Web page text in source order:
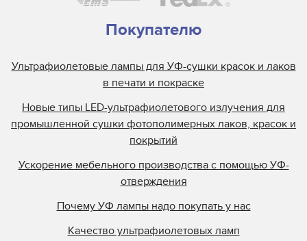
VTI
Yaselan
Zund
Отражатели Anderson America
Отражатели BigPrinter
Отражатели CET Color
Отражатели D.E.C
Отражатели Dilli
Отражатели Docan
Отражатели DuPont
Отражатели Durst
Покупателю
Ультрафиолетовые лампы для УФ-сушки красок и лаков
в печати и покраске
Новые типы LED-ультрафиолетового излучения для
промышленной сушки фотополимерных лаков, красок и
покрытий
Ускорение мебельного производства с помощью УФ-
отверждения
Почему УФ лампы надо покупать у нас
Качество ультрафиолетовых ламп